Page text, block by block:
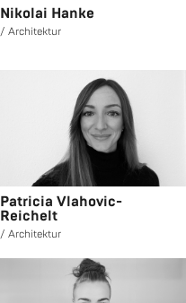
Ni­ko­lai Hanke
Ar­chi­tek­tur
Pa­tri­cia Vla­ho­vic-
Rei­chelt
Ar­chi­tek­tur